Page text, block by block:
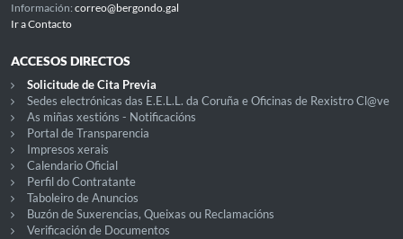
Información: correo@bergondo.gal
Ir a Contacto
ACCESOS DIRECTOS
Solicitude de Cita Previa
Sedes electrónicas das E.E.L.L. da Coruña e Oficinas de Rexistro Cl@ve
As miñas xestións - Notificacións
Portal de Transparencia
Impresos xerais
Calendario Oficial
Perfil do Contratante
Taboleiro de Anuncios
Buzón de Suxerencias, Queixas ou Reclamacións
Verificación de Documentos